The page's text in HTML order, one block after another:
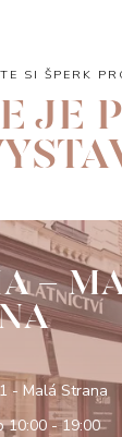
SI ŠPERK
JE
-
- Malá Strana
10:00 - 19:00